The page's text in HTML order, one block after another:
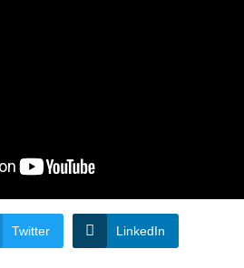
Twitter LinkedIn